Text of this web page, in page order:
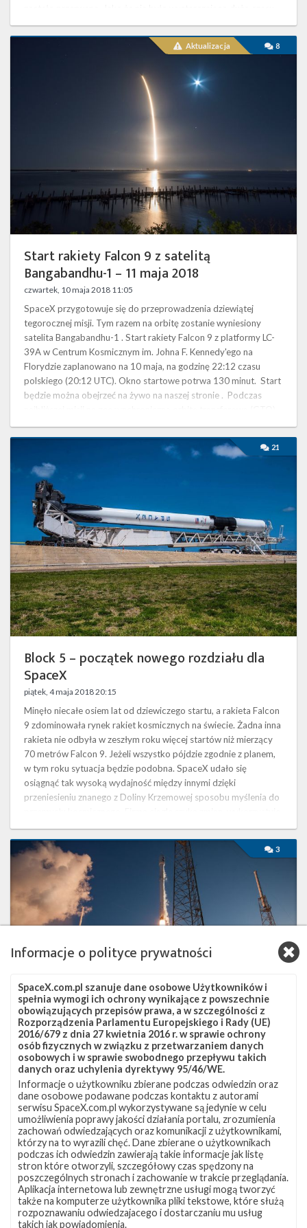
maja
Aktualizacja 8
Start rakiety Falcon 9 z satelitą
Bangabandhu-1 – 11 maja 2018
czwartek, 10 maja 2018 11:05
SpaceX przygotowuje się do przeprowadzenia dziewiątej
tegorocznej misji. Tym razem na orbitę zostanie wyniesiony
satelita Bangabandhu-1 . Start rakiety Falcon 9 z platformy LC-
39A w Centrum Kosmicznym im. Johna F. Kennedy'ego na
Florydzie zaplanowano na 10 maja, na godzinę 22:12 czasu
polskiego (20:12 UTC). Okno startowe potrwa 130 minut. Start
będzie można obejrzeć na żywo na naszej stronie . Podczas
początek
nowego
rozdziału
SpaceX
21
Block 5 – początek nowego rozdziału dla
SpaceX
piątek, 4 maja 2018 20:15
Minęło niecałe osiem lat od dziewiczego startu, a rakieta Falcon
9 zdominowała rynek rakiet kosmicznych na świecie. Żadna inna
rakieta nie odbyła w zeszłym roku więcej startów niż mierzący
70 metrów Falcon 9. Jeżeli wszystko pójdzie zgodnie z planem,
w tym roku sytuacja będzie podobna. SpaceX udało się
osiągnąć tak wysoką wydajność między innymi dzięki
przeniesieniu znanego z Doliny Krzemowej sposobu myślenia do
Najbliższe
plany
SpaceX
–
maj
2018
3
Najbliższe plany SpaceX – maj 2018
wtorek, 1 maja 2018 19:57
Po tym, jak w ciągu pierwszych czterech miesięcy roku udało się
przeprowadzić osiem udanych startów, SpaceX nie zwalnia
tempa i na maj firma zaplanowała trzy kolejne misje Falcona 9.
Podczas pierwszej z nich na geosynchroniczną orbitę
transferową (GTO) wyniesiony zostanie pierwszy satelita
telekomunikacyjny Bangladeszu – Bangabandhu-1. Został on
zbudowany przez firmę Thales Alenia Space na bazie platformy
Spacebus-4000B2 i jest wyposażony w 14 transponderów
pracujących w paśmie C oraz 26 …
Informacje o polityce prywatności
SpaceX.com.pl szanuje dane osobowe Użytkowników i
spełnia wymogi ich ochrony wynikające z powszechnie
obowiązujących przepisów prawa, a w szczególności z
Rozporządzenia Parlamentu Europejskiego i Rady (UE)
2016/679 z dnia 27 kwietnia 2016 r. w sprawie ochrony
osób fizycznych w związku z przetwarzaniem danych
osobowych i w sprawie swobodnego przepływu takich
danych oraz uchylenia dyrektywy 95/46/WE.
Informacje o użytkowniku zbierane podczas odwiedzin oraz
dane osobowe podawane podczas kontaktu z autorami
serwisu SpaceX.com.pl wykorzystywane są jedynie w celu
umożliwienia poprawy jakości działania portalu, zrozumienia
zachowań odwiedzających oraz komunikacji z użytkownikami,
którzy na to wyrazili chęć. Dane zbierane o użytkownikach
podczas ich odwiedzin zawierają takie informacje jak listę
stron które otworzyli, szczegółowy czas spędzony na
poszczególnych stronach i zachowanie w trakcie przeglądania.
Aplikacja internetowa lub zewnętrzne usługi mogą tworzyć
także na komputerze użytkownika pliki tekstowe, które służą
rozpoznawaniu odwiedzajacego i dostarczaniu mu usług
takich jak powiadomienia.